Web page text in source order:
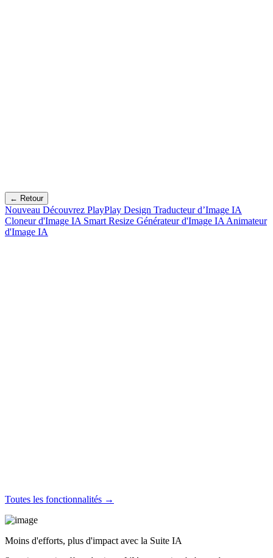
← Retour
Nouveau Découvrez PlayPlay Design Traducteur d’Image IA
Cloneur d'Image IA Smart Resize Générateur d'Image IA Animateur
d'Image IA
Toutes les fonctionnalités →
Moins d'efforts, plus d'impact avec la Suite IA